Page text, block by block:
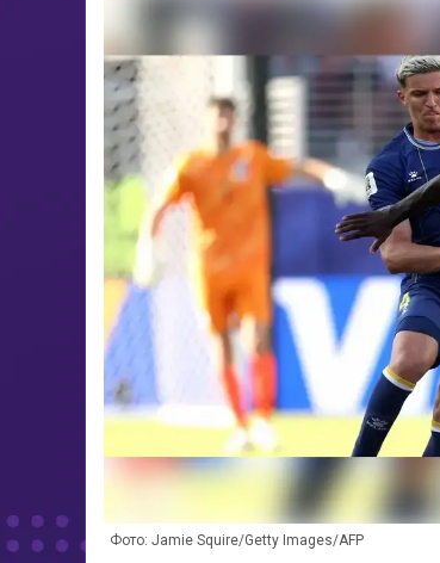
Фото: Jamie Squire/Getty Images/AFP